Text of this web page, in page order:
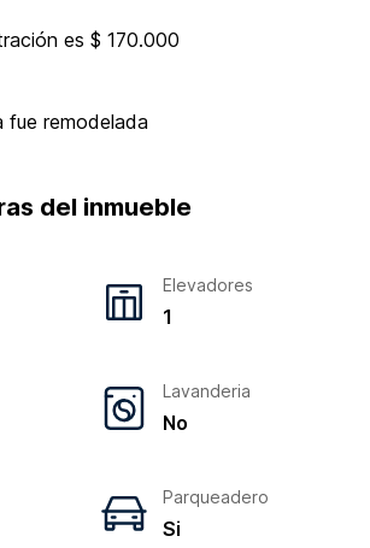
es $ 170.000
fue remodelada
del inmueble
Elevadores
1
Lavanderia
No
Parqueadero
Si